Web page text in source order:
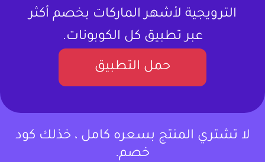
الترويجية لأشهر الماركات بخصم أكثر
عبر تطبيق كل الكوبونات.
حمل التطبيق
لا تشتري المنتج بسعره كامل ، خذلك كود
خصم.